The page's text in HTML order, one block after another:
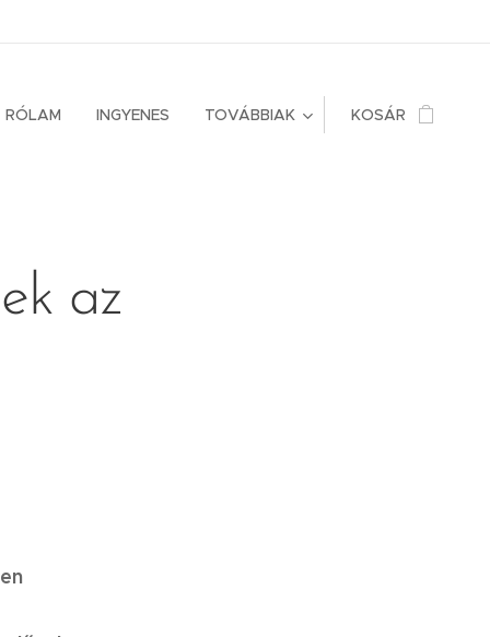
RÓLAM INGYENES TOVÁBBIAK KOSÁR
az